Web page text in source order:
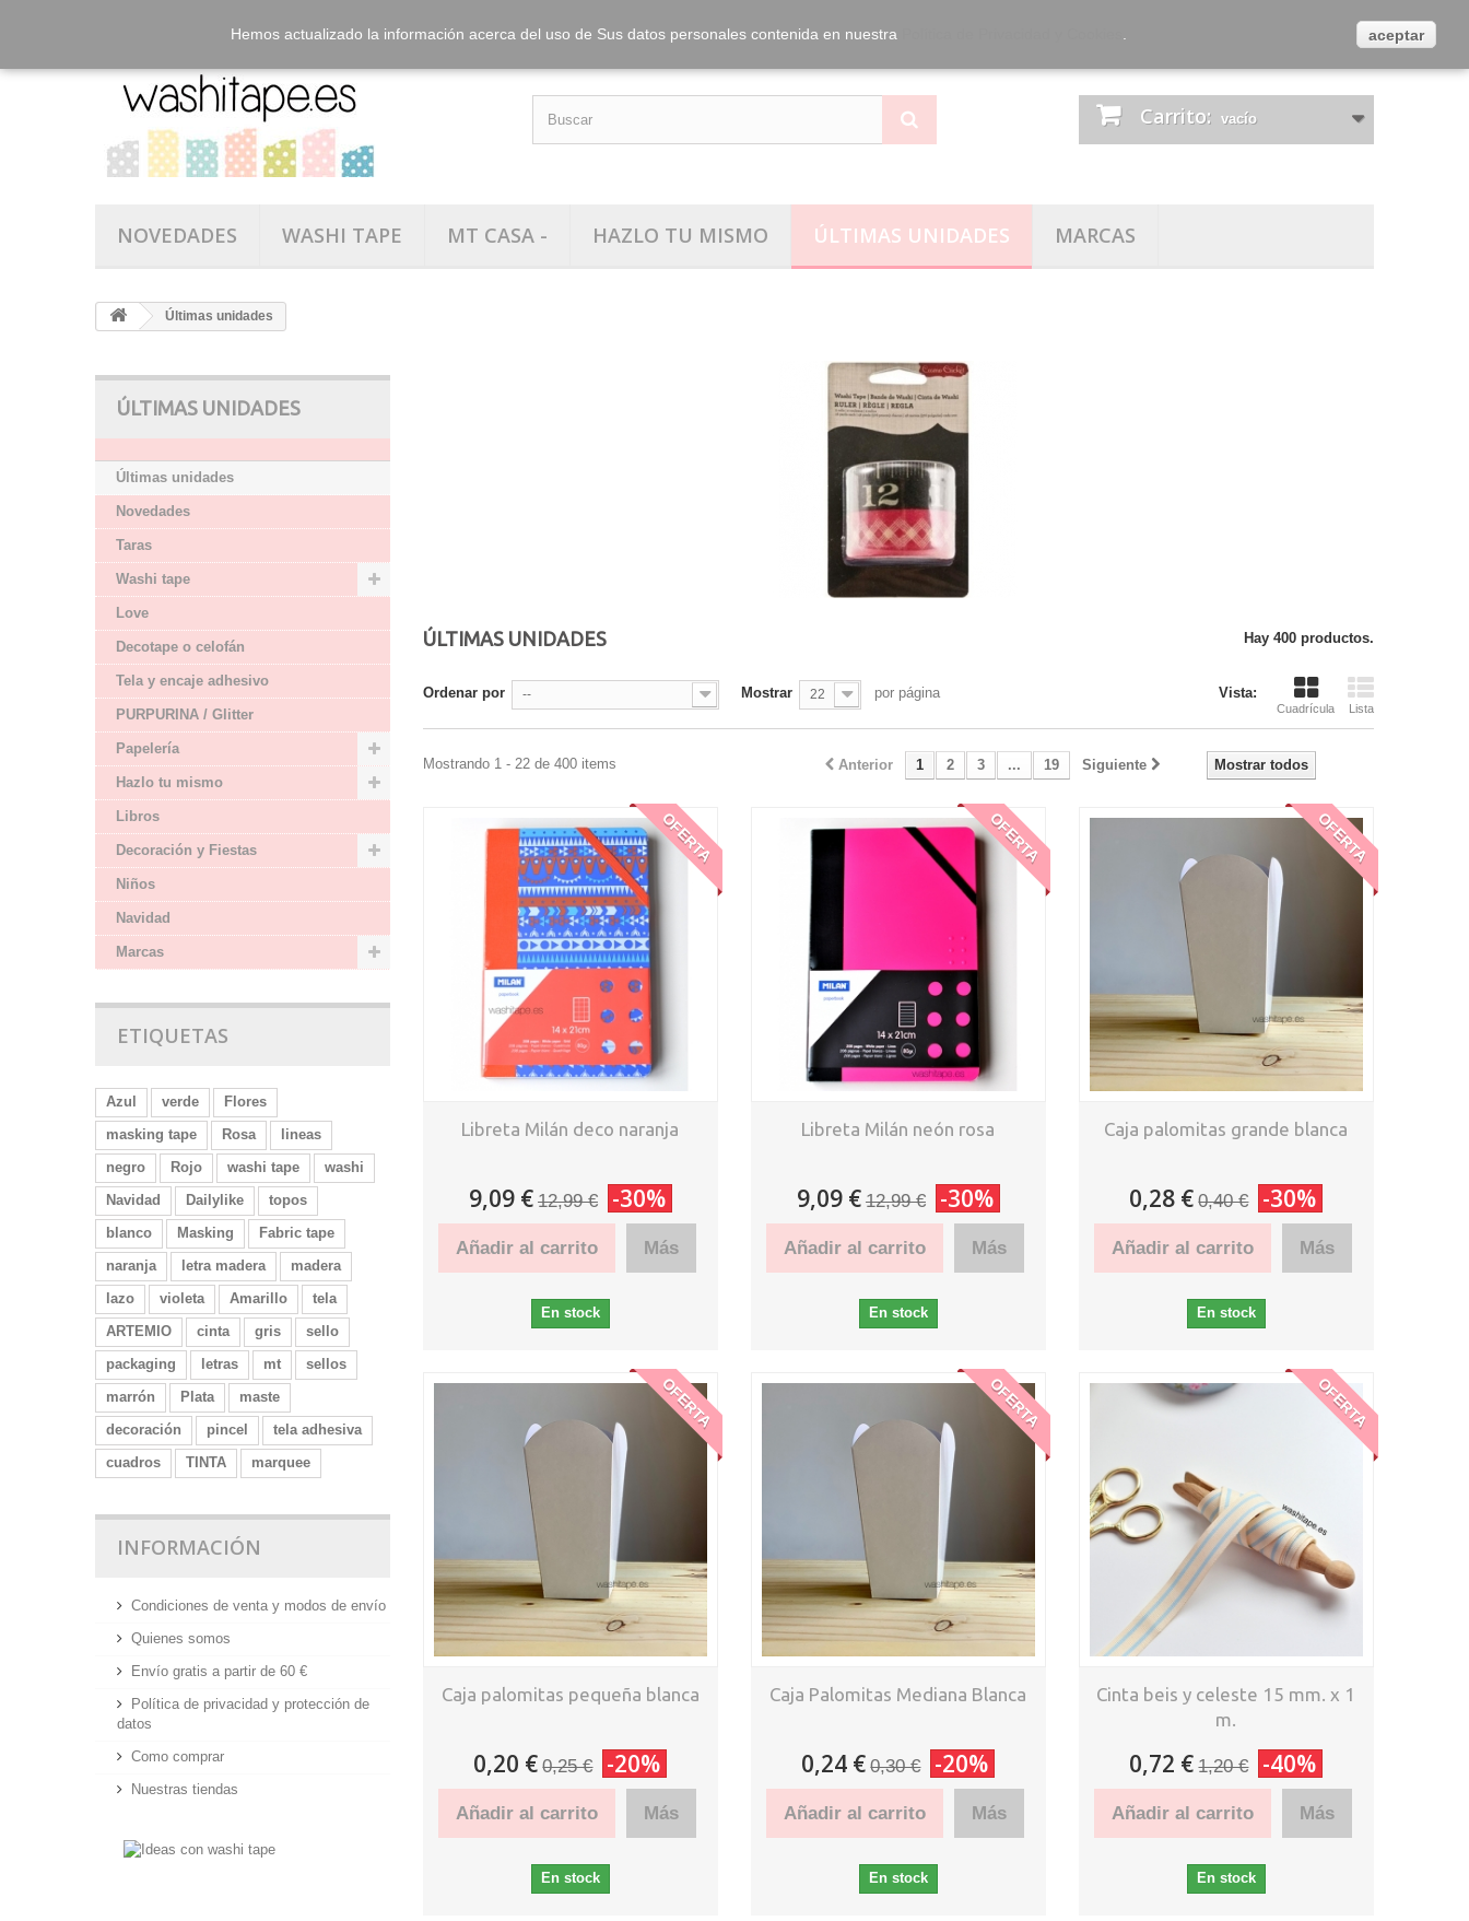
Iniciar sesión
Tel.: info@washitape.es
Carrito: vacío
NOVEDADES WASHI TAPE MT CASA - HAZLO TU MISMO ÚLTIMAS UNIDADES MARCAS
Últimas unidades
ÚLTIMAS UNIDADES
Últimas unidades
Novedades
Taras
Washi tape
Love
Decotape o celofán
Tela y encaje adhesivo
PURPURINA / Glitter
Papelería
Hazlo tu mismo
Libros
Decoración y Fiestas
Niños
Navidad
Marcas
ETIQUETAS
Azul verde
Flores
masking tape
Rosa
lineas
negro
Rojo washi tape
washi
Navidad
Dailylike
topos
blanco
Masking
Fabric tape
naranja
letra madera
madera
lazo
violeta Amarillo
tela
ARTEMIO
cinta gris
sello
packaging
letras mt
sellos
marrón
Plata
maste
decoración
pincel
tela adhesiva
cuadros
TINTA marquee
INFORMACIÓN
Condiciones de venta y modos de envío
Quienes somos
Envío gratis a partir de 60 €
Política de privacidad y protección de
datos
Como comprar
Nuestras tiendas
ÚLTIMAS UNIDADES Hay 400 productos.
Vista:
Cuadrícula Lista
Ordenar por -- Mostrar 22 por página
Mostrar todos
Anterior 1 2 3 ... 19 Siguiente
Mostrando 1 - 22 de 400 items
OFERTA
Libreta Milán deco naranja
9,09 € 12,99 € -30%
Añadir al carrito Más
En stock
OFERTA
Libreta Milán neón rosa
9,09 € 12,99 € -30%
Añadir al carrito Más
En stock
OFERTA
Caja palomitas grande blanca
0,28 € 0,40 € -30%
Añadir al carrito Más
En stock
OFERTA
Caja palomitas pequeña blanca
0,20 € 0,25 € -20%
Añadir al carrito Más
En stock
OFERTA
Caja Palomitas Mediana Blanca
0,24 € 0,30 € -20%
Añadir al carrito Más
En stock
OFERTA
Cinta beis y celeste 15 mm. x 1
m.
0,72 € 1,20 € -40%
Añadir al carrito Más
En stock
Hemos actualizado la información acerca del uso de Sus datos personales contenida en nuestra aceptar